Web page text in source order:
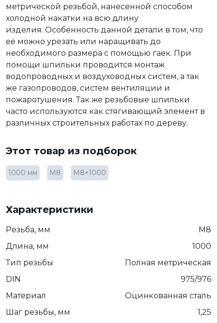
метрической резьбой, нанесенной способом
холодной накатки на всю длину
изделия. Особенность данной детали в том, что
её можно урезать или наращивать до
необходимого размера с помощью гаек. При
помощи шпильки проводится монтаж
водопроводных и воздуховодных систем, а так
же газопроводов, систем вентиляции и
пожаротушения. Так же резьбовые шпильки
часто используются как стягивающий элемент в
различных строительных работах по дереву.
Этот товар из подборок
1000 мм М8 М8×1000
Характеристики
Резьба, мм
М8
Длина, мм
1000
Тип резьбы
Полная метрическая
DIN
975/976
Материал
Оцинкованная сталь
Шаг резьбы, мм
1,25